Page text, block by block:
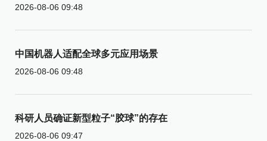
2026-08-06 09:48
中国机器人适配全球多元应用场景
2026-08-06 09:48
科研人员确证新型粒子“胶球”的存在
2026-08-06 09:47